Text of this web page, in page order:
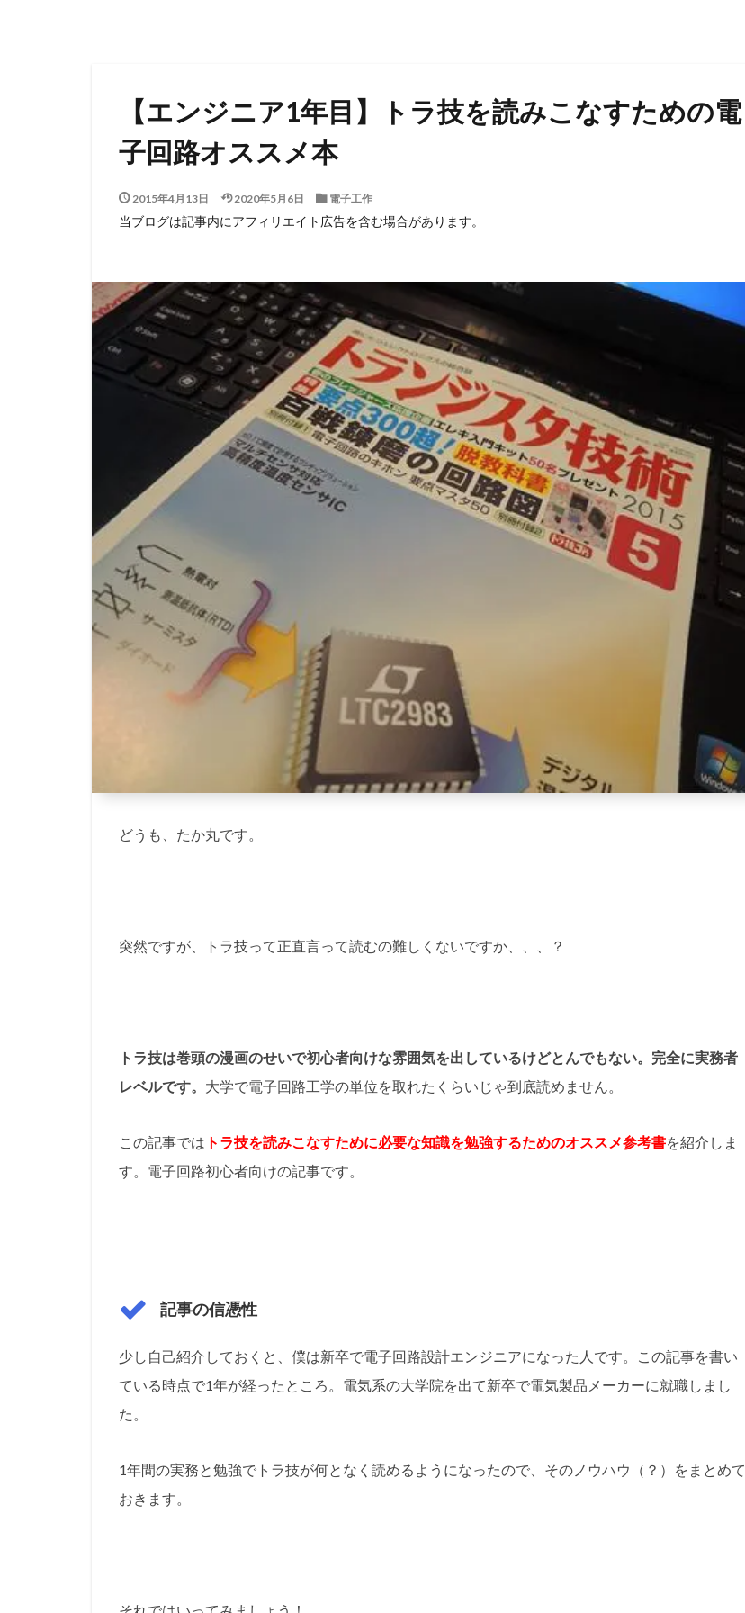
【エンジニア1年目】トラ技を読みこなすための電
子回路オススメ本
2015年4月13日 2020年5月6日 電子工作
当ブログは記事内にアフィリエイト広告を含む場合があります。
どうも、たか丸です。
突然ですが、トラ技って正直言って読むの難しくないですか、、、？
トラ技は巻頭の漫画のせいで初心者向けな雰囲気を出しているけどとんでもない。完全に実務者
レベルです。 大学で電子回路工学の単位を取れたくらいじゃ到底読めません。
この記事では トラ技を読みこなすために必要な知識を勉強するためのオススメ参考書を紹介しま
す。電子回路初心者向けの記事です。
記事の信憑性
少し自己紹介しておくと、僕は新卒で電子回路設計エンジニアになった人です。この記事を書い
ている時点で1年が経ったところ。電気系の大学院を出て新卒で電気製品メーカーに就職しまし
た。
1年間の実務と勉強でトラ技が何となく読めるようになったので、そのノウハウ（？）をまとめて
おきます。